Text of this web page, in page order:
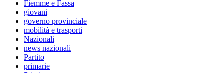
Fiemme e Fassa
giovani
governo provinciale
mobilità e trasporti
Nazionali
news nazionali
Partito
primarie